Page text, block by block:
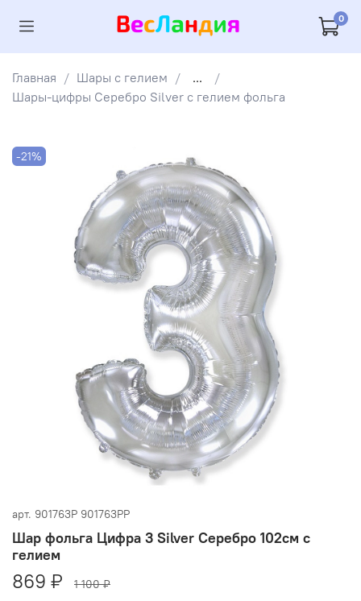
0
Главная Шары с гелием
...
Шары-цифры Серебро Silver с гелием фольга
-21%
арт. 901763P 901763PP
Шар фольга Цифра 3 Silver Серебро 102см с
гелием
869 ₽ 1 100 ₽